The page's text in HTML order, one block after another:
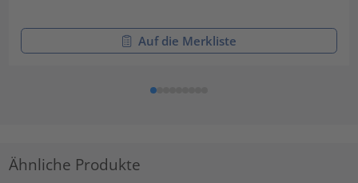
Auf die Merkliste
Ähnliche Produkte